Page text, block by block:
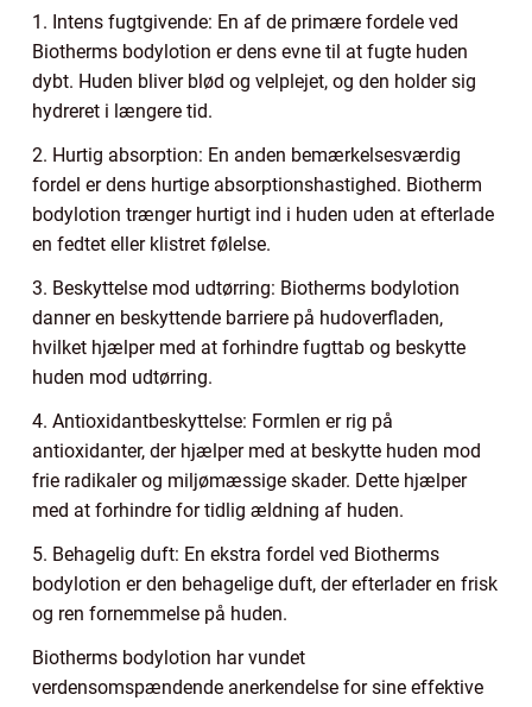
1. Intens fugtgivende: En af de primære fordele ved
Biotherms bodylotion er dens evne til at fugte huden
dybt. Huden bliver blød og velplejet, og den holder sig
hydreret i længere tid.
2. Hurtig absorption: En anden bemærkelsesværdig
fordel er dens hurtige absorptionshastighed. Biotherm
bodylotion trænger hurtigt ind i huden uden at efterlade
en fedtet eller klistret følelse.
3. Beskyttelse mod udtørring: Biotherms bodylotion
danner en beskyttende barriere på hudoverfladen,
hvilket hjælper med at forhindre fugttab og beskytte
huden mod udtørring.
4. Antioxidantbeskyttelse: Formlen er rig på
antioxidanter, der hjælper med at beskytte huden mod
frie radikaler og miljømæssige skader. Dette hjælper
med at forhindre for tidlig ældning af huden.
5. Behagelig duft: En ekstra fordel ved Biotherms
bodylotion er den behagelige duft, der efterlader en frisk
og ren fornemmelse på huden.
Biotherms bodylotion har vundet
verdensomspændende anerkendelse for sine effektive